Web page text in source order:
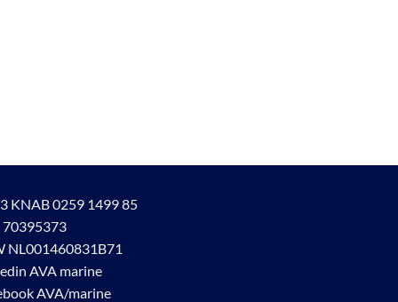
KNAB 0259 1499 85
70395373
NL001460831B71
AVA marine
AVA/marine